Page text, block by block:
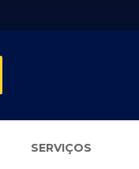
SERVIÇOS